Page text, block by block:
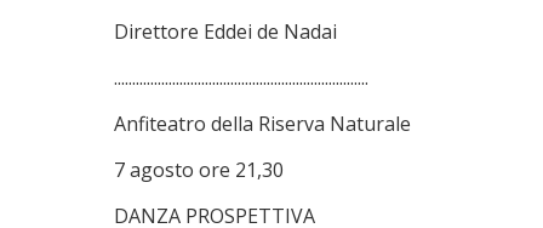
Direttore Eddei de Nadai
......................................................................
Anfiteatro della Riserva Naturale
7 agosto ore 21,30
DANZA PROSPETTIVA